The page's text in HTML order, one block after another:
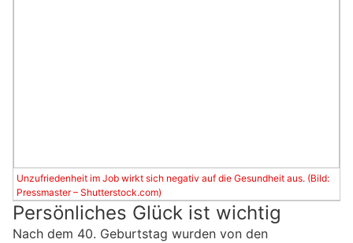
Unzufriedenheit im Job wirkt sich negativ auf die Gesundheit aus. (Bild:
Pressmaster – Shutterstock.com)
Persönliches Glück ist wichtig
Nach dem 40. Geburtstag wurden von den